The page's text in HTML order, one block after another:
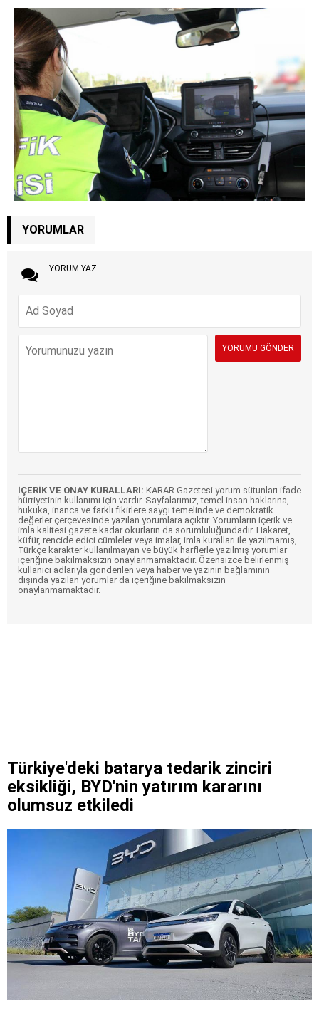
YORUMLAR
YORUM YAZ
İÇERİK VE ONAY KURALLARI: KARAR Gazetesi yorum sütunları ifade
hürriyetinin kullanımı için vardır. Sayfalarımız, temel insan haklarına,
hukuka, inanca ve farklı fikirlere saygı temelinde ve demokratik
değerler çerçevesinde yazılan yorumlara açıktır. Yorumların içerik ve
imla kalitesi gazete kadar okurların da sorumluluğundadır. Hakaret,
küfür, rencide edici cümleler veya imalar, imla kuralları ile yazılmamış,
Türkçe karakter kullanılmayan ve büyük harflerle yazılmış yorumlar
içeriğine bakılmaksızın onaylanmamaktadır. Özensizce belirlenmiş
kullanıcı adlarıyla gönderilen veya haber ve yazının bağlamının
dışında yazılan yorumlar da içeriğine bakılmaksızın
onaylanmamaktadır.
Türkiye'deki batarya tedarik zinciri
eksikliği, BYD'nin yatırım kararını
olumsuz etkiledi